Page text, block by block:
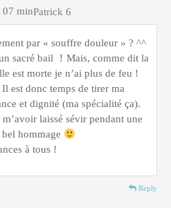
Patrick 6
07 min
par « souffre douleur » ? ^^
sacré bail ！Mais, comme dit la
est morte je n’ai plus de feu !
est donc temps de tirer ma
et dignité (ma spécialité ça).
laissé sévir pendant une
hommage
à tous !
Reply